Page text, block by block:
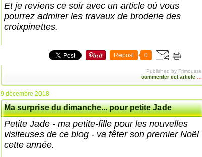
Et je reviens ce soir avec un article où vous
pourrez admirer les travaux de broderie des
croixpinettes.
Repost 0
Published by Frimousse
commenter cet article
9 décembre 2018
Ma surprise du dimanche... pour petite Jade
Petite Jade - ma petite-fille pour les nouvelles
visiteuses de ce blog - va fêter son premier Noël
cette année.